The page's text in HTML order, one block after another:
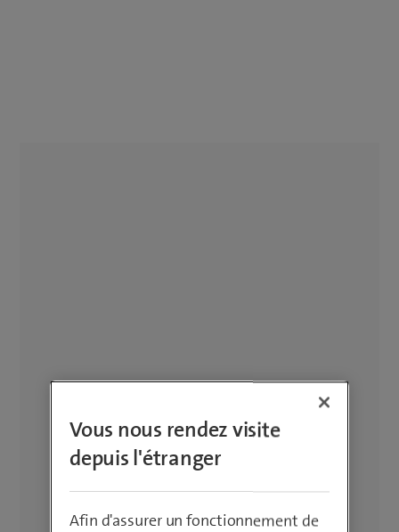
Vous nous rendez visite
depuis l'étranger
Afin d'assurer un fonctionnement de